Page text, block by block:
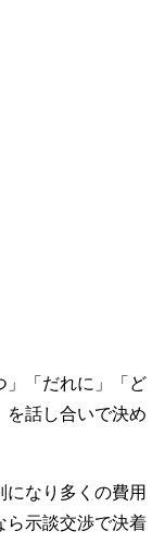
」「だれに」「ど
を話し合いで決め
なり多くの費用
ら示談交渉で決着